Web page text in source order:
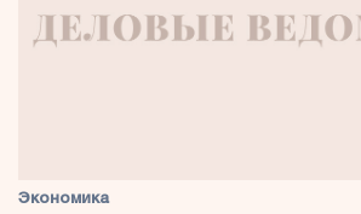
Экономика